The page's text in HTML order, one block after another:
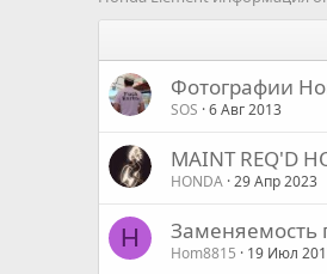
Фотографии
SOS 6 Авг 2013
MAINT REQ'D
HONDA 29 Апр 2023
H Заменяемость
Hom8815 19 Июл